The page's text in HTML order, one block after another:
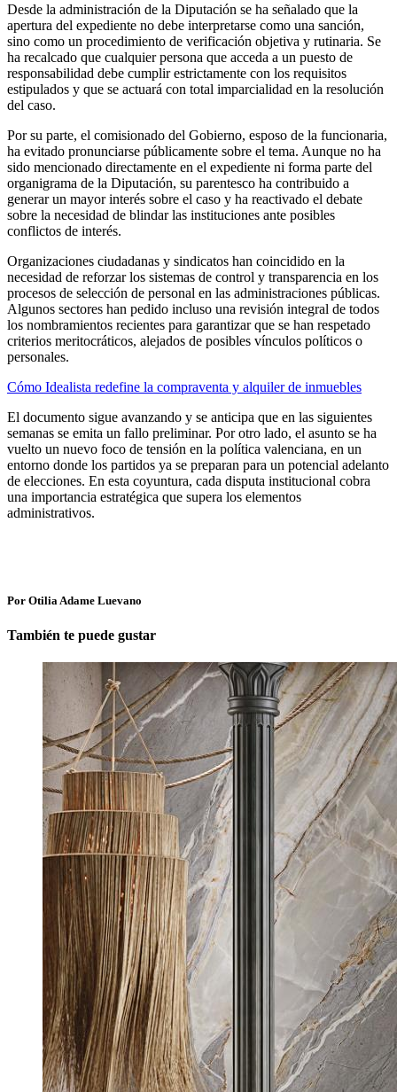
Desde la administración de la Diputación se ha señalado que la
apertura del expediente no debe interpretarse como una sanción,
sino como un procedimiento de verificación objetiva y rutinaria. Se
ha recalcado que cualquier persona que acceda a un puesto de
responsabilidad debe cumplir estrictamente con los requisitos
estipulados y que se actuará con total imparcialidad en la resolución
del caso.
Por su parte, el comisionado del Gobierno, esposo de la funcionaria,
ha evitado pronunciarse públicamente sobre el tema. Aunque no ha
sido mencionado directamente en el expediente ni forma parte del
organigrama de la Diputación, su parentesco ha contribuido a
generar un mayor interés sobre el caso y ha reactivado el debate
sobre la necesidad de blindar las instituciones ante posibles
conflictos de interés.
Organizaciones ciudadanas y sindicatos han coincidido en la
necesidad de reforzar los sistemas de control y transparencia en los
procesos de selección de personal en las administraciones públicas.
Algunos sectores han pedido incluso una revisión integral de todos
los nombramientos recientes para garantizar que se han respetado
criterios meritocráticos, alejados de posibles vínculos políticos o
personales.
Cómo Idealista redefine la compraventa y alquiler de inmuebles
El documento sigue avanzando y se anticipa que en las siguientes
semanas se emita un fallo preliminar. Por otro lado, el asunto se ha
vuelto un nuevo foco de tensión en la política valenciana, en un
entorno donde los partidos ya se preparan para un potencial adelanto
de elecciones. En esta coyuntura, cada disputa institucional cobra
una importancia estratégica que supera los elementos
administrativos.
Por Otilia Adame Luevano
También te puede gustar